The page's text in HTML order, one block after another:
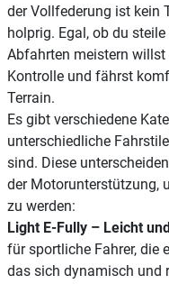
der Vollfederung ist kein
holprig. Egal, ob du
Abfahrten meistern
Kontrolle und fährst
Terrain.
Es gibt verschiedene
unterschiedliche
sind. Diese
der Motorunterstützung,
zu werden:
Light E-Fully – Leicht
für sportliche Fahrer, die
das sich dynamisch und